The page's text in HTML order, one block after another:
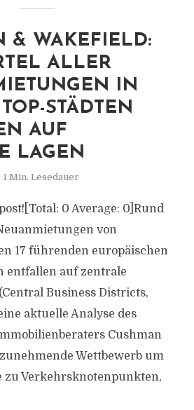
& WAKEFIELD:
ALLER
IN
STÄDTEN
AUF
LAGEN
1 Min. Lesedauer
0 Average: 0]Rund
von
17 führenden europäischen
entfallen auf zentrale
Business Districts,
aktuelle Analyse des
Cushman
Wettbewerb um
zu Verkehrsknotenpunkten,